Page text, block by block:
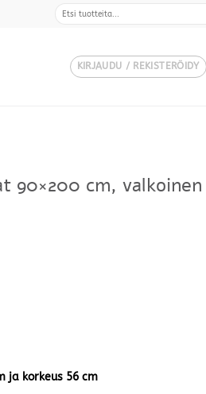
KIRJAUDU / REKISTERÖIDY
90×200 cm, valkoinen
ja korkeus 56 cm